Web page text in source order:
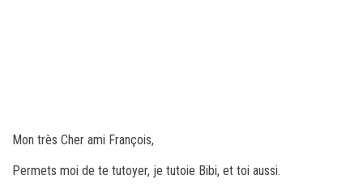
Mon très Cher ami François,
Permets moi de te tutoyer, je tutoie Bibi, et toi aussi.